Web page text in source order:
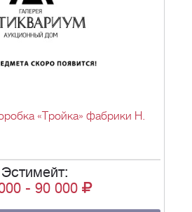
«Тройка» фабрики Н.
Эстимейт:
- 90 000